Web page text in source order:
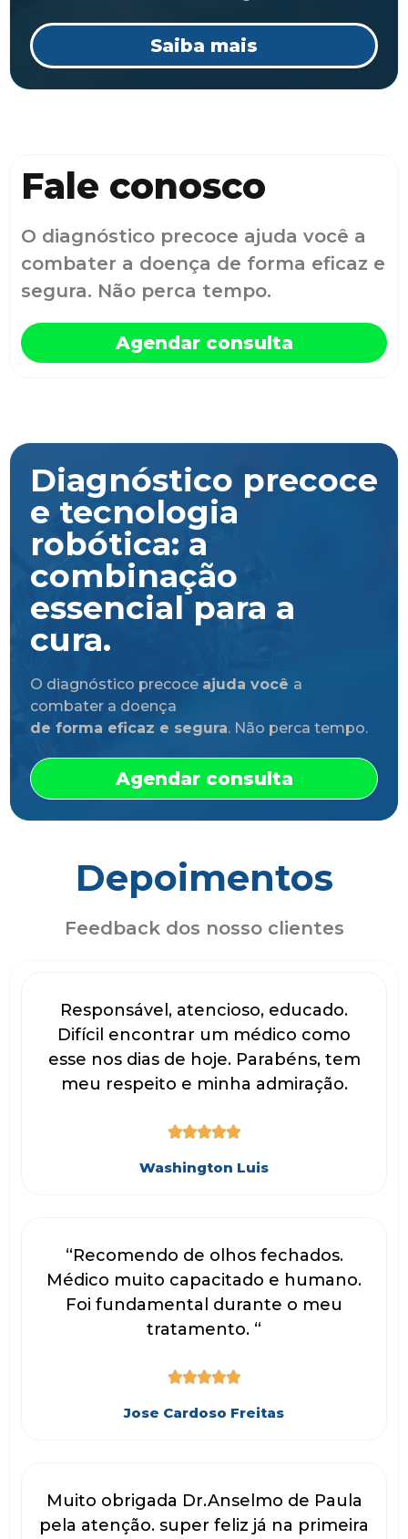
Saiba mais
Fale conosco
O diagnóstico precoce ajuda você a
combater a doença de forma eficaz e
segura. Não perca tempo.
Agendar consulta
Diagnóstico precoce
e tecnologia
robótica: a
combinação
essencial para a
cura.
O diagnóstico precoce ajuda você a
combater a doença
de forma eficaz e segura. Não perca tempo.
Agendar consulta
Depoimentos
Feedback dos nosso clientes
Responsável, atencioso, educado.
Difícil encontrar um médico como
esse nos dias de hoje. Parabéns, tem
meu respeito e minha admiração.

Washington Luis
“Recomendo de olhos fechados.
Médico muito capacitado e humano.
Foi fundamental durante o meu
tratamento. “

Jose Cardoso Freitas
Muito obrigada Dr.Anselmo de Paula
pela atenção. super feliz já na primeira